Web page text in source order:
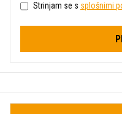
Strinjam se s splošnimi